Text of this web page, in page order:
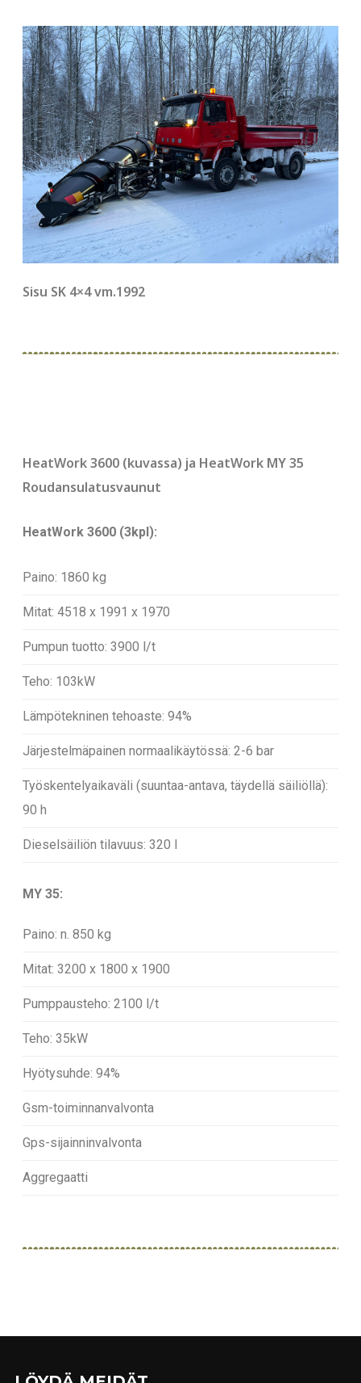
Sisu SK 4×4 vm.1992
HeatWork 3600 (kuvassa) ja HeatWork MY 35
Roudansulatusvaunut
HeatWork 3600 (3kpl):
Paino: 1860 kg
Mitat: 4518 x 1991 x 1970
Pumpun tuotto: 3900 l/t
Teho: 103kW
Lämpötekninen tehoaste: 94%
Järjestelmäpainen normaalikäytössä: 2-6 bar
Työskentelyaikaväli (suuntaa-antava, täydellä säiliöllä):
90 h
Dieselsäiliön tilavuus: 320 l
MY 35:
Paino: n. 850 kg
Mitat: 3200 x 1800 x 1900
Pumppausteho: 2100 l/t
Teho: 35kW
Hyötysuhde: 94%
Gsm-toiminnanvalvonta
Gps-sijainninvalvonta
Aggregaatti